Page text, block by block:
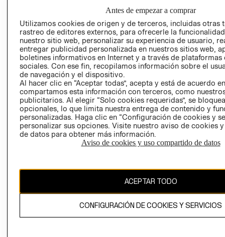
AVISO DE
COOKIES
LIBRO DE
Ecuador ($)
CAMBIAR REGIÓN
El contenido de esta página web está protegido por copyright y es
Antes de empezar a comprar
Utilizamos cookies de origen y de terceros, incluidas otras
rastreo de editores externos, para ofrecerle la
nuestro sitio web, personalizar su experiencia de usuario,
entregar publicidad personalizada en nuestros sitios web,
boletines informativos en Internet y a través de plataformas
sociales. Con ese fin, recopilamos información sobre el
de navegación y el dispositivo.
Al hacer clic en “Aceptar todas”, acepta y está de acuerdo
compartamos esta información con terceros, como
publicitarios. Al elegir “Solo cookies requeridas”, se
opcionales, lo que limita nuestra entrega de contenido y
personalizadas. Haga clic en “Configuración de cookies y
personalizar sus opciones. Visite nuestro aviso de cookies
de datos para obtener más información.
Aviso de cookies y uso compartido de datos
ACEPTAR TODO
CONFIGURACIÓN DE COOKIES Y SERVICIOS